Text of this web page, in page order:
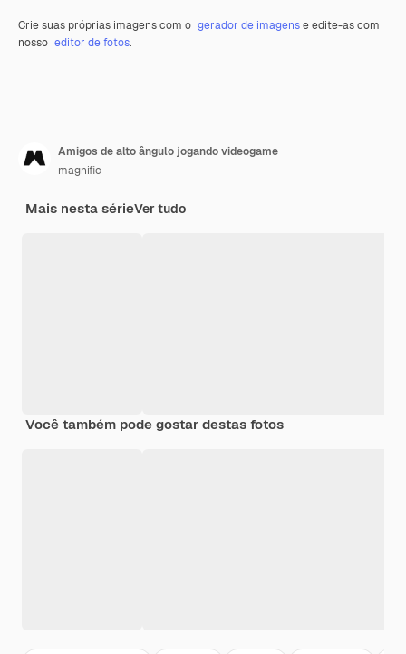
Crie suas próprias imagens com o gerador de imagense edite-as com
nosso editor de fotos.
Amigos de alto ângulo jogando videogame
magnific
Mais nesta sérieVer tudo
Você também pode gostar destas fotos